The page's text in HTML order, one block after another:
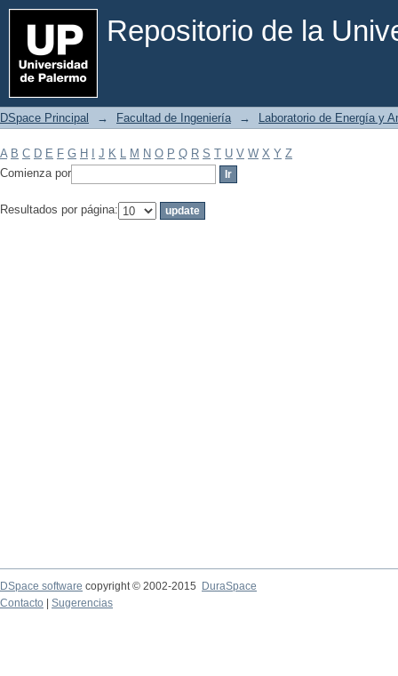
Repositorio de la
Filtrar por: Materia
DSpace Principal → Facultad de Ingeniería → Laboratorio de Energía y
A B C D E F G H J K L M N O P Q R S T U V W X Y Z
Comienza por
Resultados por página:
DSpace software copyright © 2002-2015
DuraSpace
Contacto
Sugerencias